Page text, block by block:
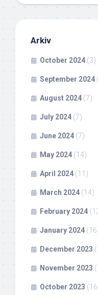
Arkiv
October 2024 (3)
September 2024
August 2024 (7)
July 2024 (7)
June 2024 (7)
May 2024 (14)
April 2024 (11)
March 2024 (14)
February 2024
January 2024
December 2023
November 2023
October 2023